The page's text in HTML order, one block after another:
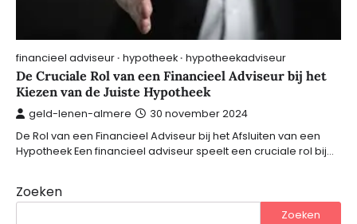
financieel adviseur hypotheek hypotheekadviseur
De Cruciale Rol van een Financieel Adviseur bij het
Kiezen van de Juiste Hypotheek
geld-lenen-almere 30 november 2024
De Rol van een Financieel Adviseur bij het Afsluiten van een
Hypotheek Een financieel adviseur speelt een cruciale rol bij…
Zoeken
Zoeken